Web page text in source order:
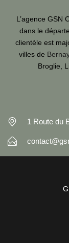
L’agence GSN
dans le
clientèle est
villes de Bernay
Broglie,
1 Route du